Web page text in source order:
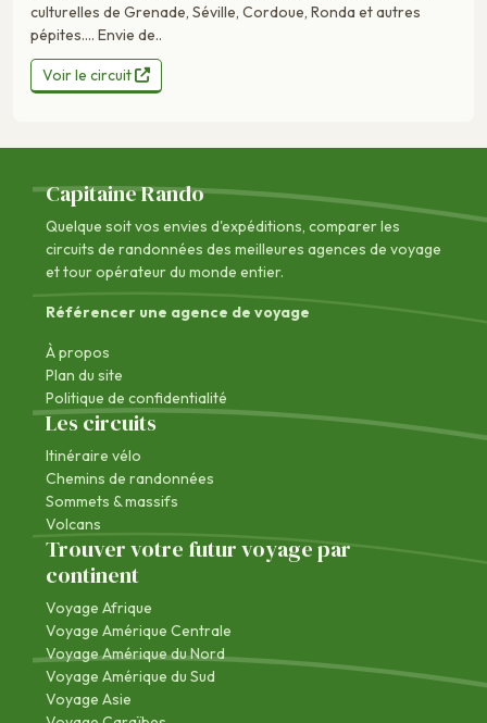
culturelles de Grenade, Séville, Cordoue, Ronda et autres
pépites…. Envie de..
Voir le circuit
Capitaine Rando
Quelque soit vos envies d'expéditions, comparer les
circuits de randonnées des meilleures agences de voyage
et tour opérateur du monde entier.
Référencer une agence de voyage
À propos
Plan du site
Politique de confidentialité
Les circuits
Itinéraire vélo
Chemins de randonnées
Sommets & massifs
Volcans
Trouver votre futur voyage par
continent
Voyage Afrique
Voyage Amérique Centrale
Voyage Amérique du Nord
Voyage Amérique du Sud
Voyage Asie